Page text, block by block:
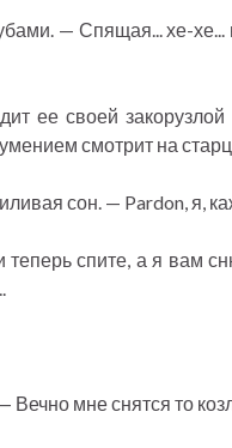
— Спящая... хе-хе...
ее своей
смотрит на
сон. — Pardon, я,
спите, а я вам
мне снятся то